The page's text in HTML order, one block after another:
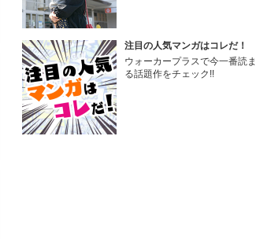
注目の人気マンガはコレだ！
ウォーカープラスで今一番読
る話題作をチェック!!